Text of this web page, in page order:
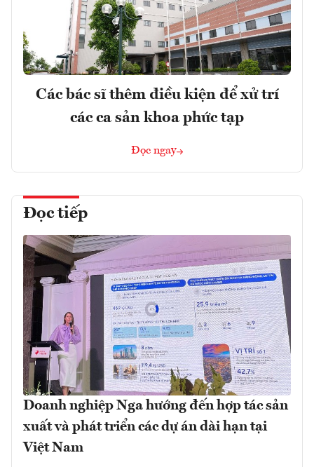
Các bác sĩ thêm điều kiện để xử trí
các ca sản khoa phức tạp
Đọc ngay
Đọc tiếp
Doanh nghiệp Nga hướng đến hợp tác sản
xuất và phát triển các dự án dài hạn tại
Việt Nam